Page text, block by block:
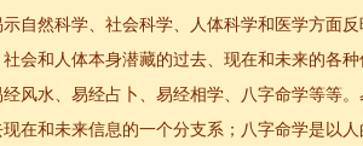
自然科学、社会科学、人体科学和医学方面
会和人体本身潜藏的过去、现在和未来的各
风水、易经占卜、易经相学、八字命学等等
在和未来信息的一个分支系；八字命学是以